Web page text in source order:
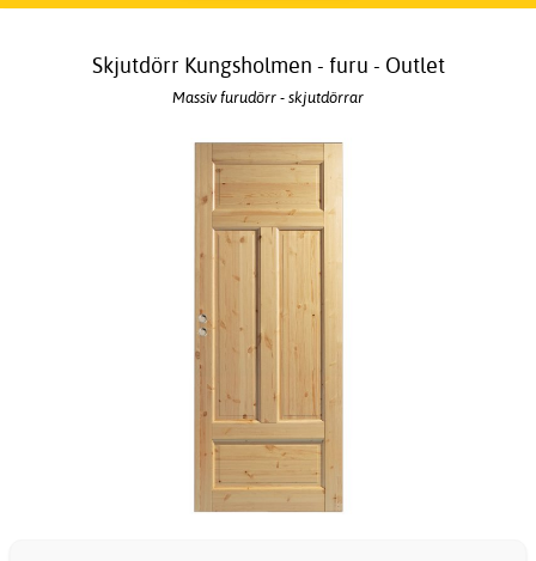
Skjutdörr Kungsholmen - furu - Outlet
Massiv furudörr - skjutdörrar